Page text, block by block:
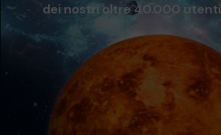
dei nostri oltre 40.000 utenti